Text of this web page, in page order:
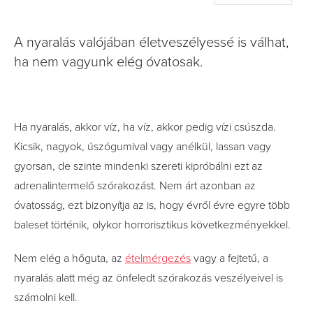
A nyaralás valójában életveszélyessé is válhat,
ha nem vagyunk elég óvatosak.
Ha nyaralás, akkor víz, ha víz, akkor pedig vízi csúszda.
Kicsik, nagyok, úszógumival vagy anélkül, lassan vagy
gyorsan, de szinte mindenki szereti kipróbálni ezt az
adrenalintermelő szórakozást. Nem árt azonban az
óvatosság, ezt bizonyítja az is, hogy évről évre egyre több
baleset történik, olykor horrorisztikus következményekkel.
Nem elég a hőguta, az ételmérgezés vagy a fejtetű, a
nyaralás alatt még az önfeledt szórakozás veszélyeivel is
számolni kell.